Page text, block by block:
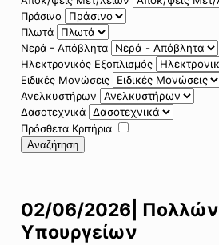
Πράσινο
Πλωτά
Νερά - Απόβλητα
Ηλεκτρονικός Εξοπλισμός
Ειδικές Μονώσεις
Ανελκυστήρων
Δασοτεχνικά
Πρόσθετα Κριτήρια
Αναζήτηση
02/06/2026| Πολλών
Υπουργείων